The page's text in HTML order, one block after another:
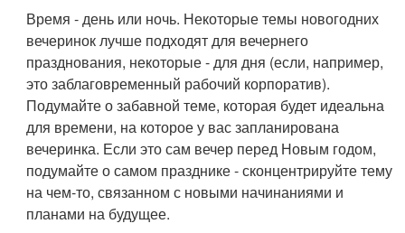
Время - день или ночь. Некоторые темы новогодних
вечеринок лучше подходят для вечернего
празднования, некоторые - для дня (если, например,
это заблаговременный рабочий корпоратив).
Подумайте о забавной теме, которая будет идеальна
для времени, на которое у вас запланирована
вечеринка. Если это сам вечер перед Новым годом,
подумайте о самом празднике - сконцентрируйте тему
на чем-то, связанном с новыми начинаниями и
планами на будущее.